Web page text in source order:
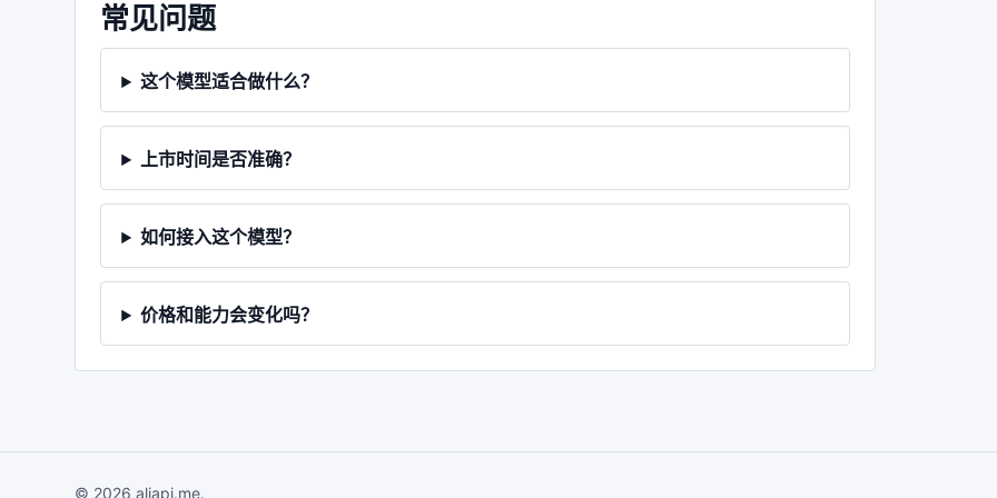
常见问题
这个模型适合做什么？
上市时间是否准确？
如何接入这个模型？
价格和能力会变化吗？
© 2026 aliapi.me.